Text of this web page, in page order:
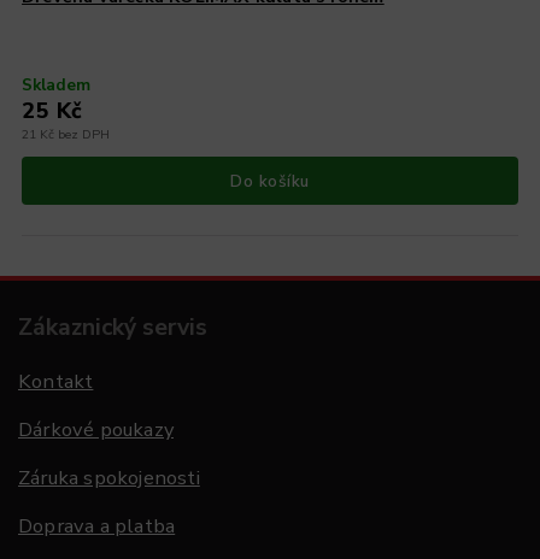
Skladem
21 Kč bez DPH
25 Kč
Do košíku
Zákaznický servis
Kontakt
Dárkové poukazy
Záruka spokojenosti
Doprava a platba